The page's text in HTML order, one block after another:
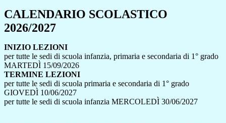
CALENDARIO SCOLASTICO
2026/2027
INIZIO LEZIONI
per tutte le sedi di scuola infanzia, primaria e secondaria di 1° grado
MARTEDÌ 15/09/2026
TERMINE LEZIONI
per tutte le sedi di scuola primaria e secondaria di 1° grado
GIOVEDÌ 10/06/2027
per tutte le sedi di scuola infanzia MERCOLEDÌ 30/06/2027